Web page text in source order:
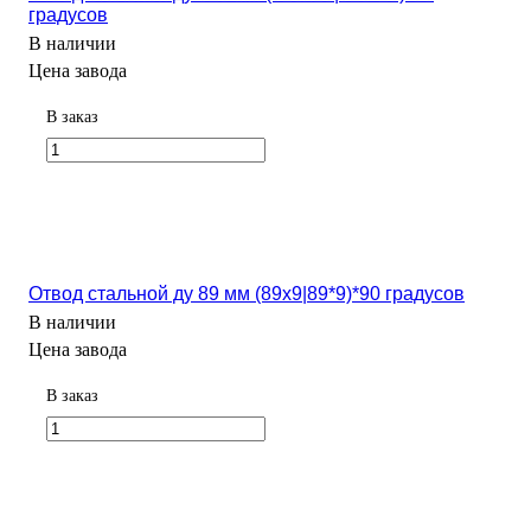
градусов
В наличии
Цена завода
В заказ
Отвод стальной ду 89 мм (89х9|89*9)*90 градусов
В наличии
Цена завода
В заказ